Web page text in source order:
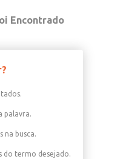
palavra.
busca.
do termo desejado.